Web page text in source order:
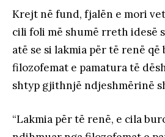
Krejt në fund, fjalën e mori
cili foli më shumë rreth idesë
atë se si lakmia për të renë që
filozofemat e pamatura të
shtyp gjithnjë ndjeshmërinë
“Lakmia për të renë, e cila